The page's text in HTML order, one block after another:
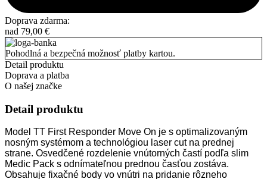
Doprava zdarma:
nad 79,00 €
Pohodlná a bezpečná možnosť platby kartou.
Detail produktu
Doprava a platba
O našej značke
Detail produktu
Model TT First Responder Move On je s optimalizovaným
nosným systémom a technológiou laser cut na prednej
strane. Osvedčené rozdelenie vnútorných častí podľa slim
Medic Pack s odnímateľnou prednou časťou zostáva.
Obsahuje fixačné body vo vnútri na pridanie rôzneho